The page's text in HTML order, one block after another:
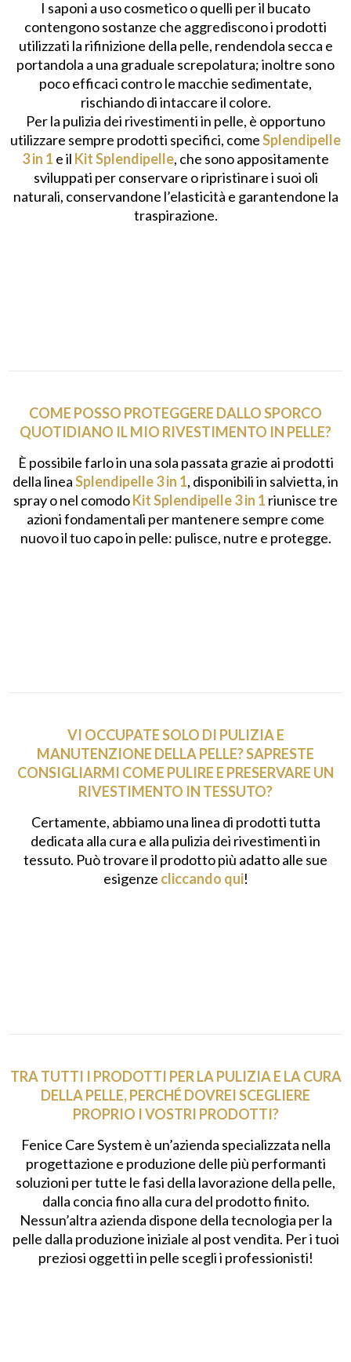
I saponi a uso cosmetico o quelli per il bucato
contengono sostanze che aggrediscono i prodotti
utilizzati la rifinizione della pelle, rendendola secca e
portandola a una graduale screpolatura; inoltre sono
poco efficaci contro le macchie sedimentate,
rischiando di intaccare il colore.
Per la pulizia dei rivestimenti in pelle, è opportuno
utilizzare sempre prodotti specifici, comeSplendipelle
3 in 1 e il Kit Splendipelle, che sono appositamente
sviluppati per conservare o ripristinare i suoi oli
naturali, conservandone l’elasticità e garantendone la
traspirazione.
COME POSSO PROTEGGERE DALLO SPORCO
QUOTIDIANO IL MIO RIVESTIMENTO IN PELLE?
È possibile farlo in una sola passata grazie ai prodotti
della lineaSplendipelle 3 in 1, disponibili in salvietta, in
spray o nel comodoKitSplendipelle 3 in 1 riunisce tre
azioni fondamentali per mantenere sempre come
nuovo il tuo capo in pelle: pulisce, nutre e protegge.
VI OCCUPATE SOLO DI PULIZIA E
MANUTENZIONE DELLA PELLE? SAPRESTE
CONSIGLIARMI COME PULIRE E PRESERVARE UN
RIVESTIMENTO IN TESSUTO?
Certamente, abbiamo una linea di prodotti tutta
dedicata alla cura e alla pulizia dei rivestimenti in
tessuto. Può trovare il prodotto più adatto alle sue
esigenze cliccando qui!
TRA TUTTI I PRODOTTI PER LA PULIZIA E LA CURA
DELLA PELLE, PERCHÉ DOVREI SCEGLIERE
PROPRIO I VOSTRI PRODOTTI?
Fenice Care System è un’azienda specializzata nella
progettazione e produzione delle più performanti
soluzioni per tutte le fasi della lavorazione della pelle,
dalla concia fino alla cura del prodotto finito.
Nessun’altra azienda dispone della tecnologia per la
pelle dalla produzione iniziale al post vendita. Per i tuoi
preziosi oggetti in pelle scegli i professionisti!